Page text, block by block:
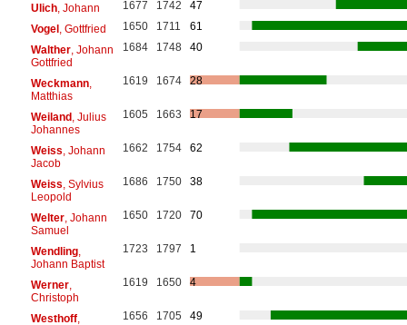
Ulich, Johann 1677 1742
47
Vogel, Gottfried 1650 1711
61
Walther, Johann
Gottfried
1684 1748 40
Weckmann,
Matthias
1619 1674 28
Weiland, Julius
Johannes
1605 1663 17
Weiss , Johann
Jacob
1662 1754 62
Weiss , Sylvius
Leopold
1686 1750 38
Welter, Johann
Samuel
1650 1720 70
Wendling,
Johann Baptist
1723 1797 1
Werner,
Christoph
1619 1650 4
Westhoff,
1656 1705 49